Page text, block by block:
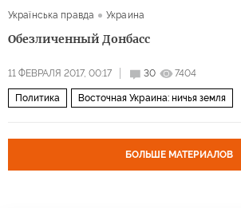
Українська правда Украина
Обезличенный Донбасс
11 ФЕВРАЛЯ 2017, 00:17 30 7404
Политика Восточная Украина: ничья земля
БОЛЬШЕ МАТЕРИАЛОВ